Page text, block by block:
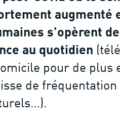
augmenté
s’opèrent
au quotidien
pour de plus
de fréquentation